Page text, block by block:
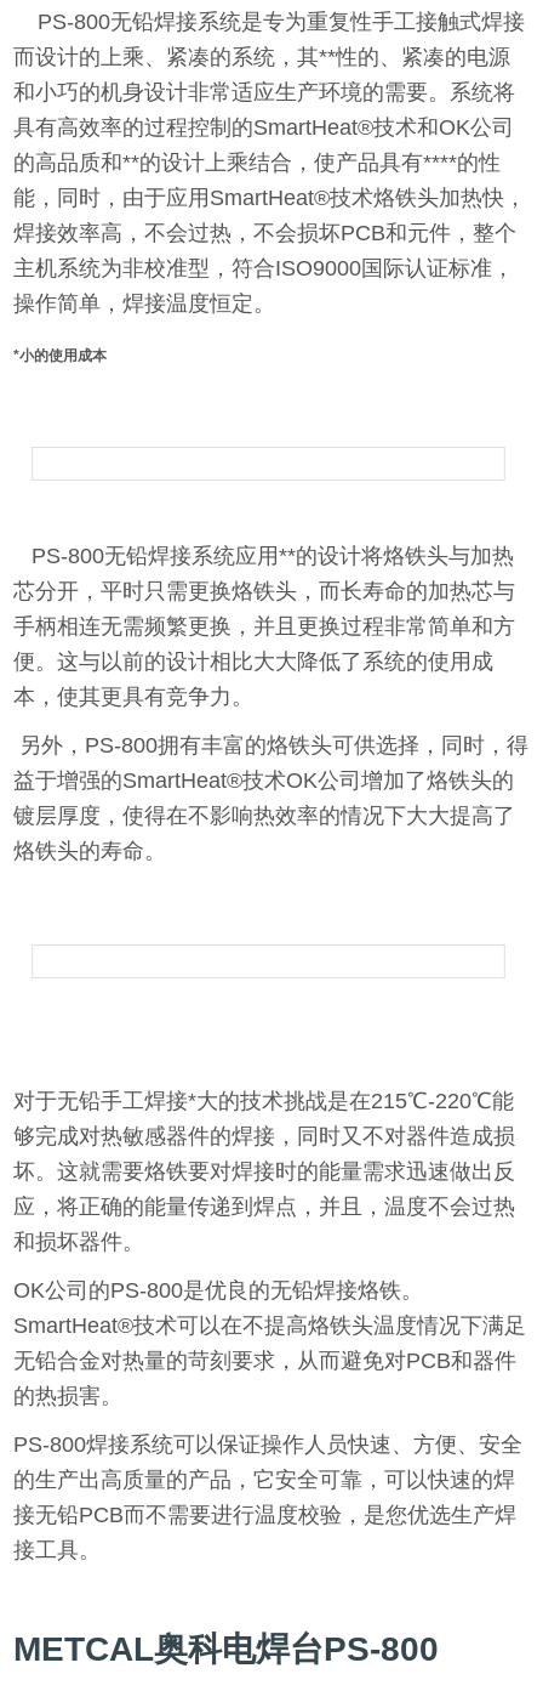
PS-800无铅焊接系统是专为重复性手工接触式焊接
而设计的上乘、紧凑的系统，其**性的、紧凑的电源
和小巧的机身设计非常适应生产环境的需要。系统将
具有高效率的过程控制的SmartHeat®技术和OK公司
的高品质和**的设计上乘结合，使产品具有****的性
能，同时，由于应用SmartHeat®技术烙铁头加热快，
焊接效率高，不会过热，不会损坏PCB和元件，整个
主机系统为非校准型，符合ISO9000国际认证标准，
操作简单，焊接温度恒定。
*小的使用成本
PS-800无铅焊接系统应用**的设计将烙铁头与加热
芯分开，平时只需更换烙铁头，而长寿命的加热芯与
手柄相连无需频繁更换，并且更换过程非常简单和方
便。这与以前的设计相比大大降低了系统的使用成
本，使其更具有竞争力。
另外，PS-800拥有丰富的烙铁头可供选择，同时，得
益于增强的SmartHeat®技术OK公司增加了烙铁头的
镀层厚度，使得在不影响热效率的情况下大大提高了
烙铁头的寿命。
对于无铅手工焊接*大的技术挑战是在215℃-220℃能
够完成对热敏感器件的焊接，同时又不对器件造成损
坏。这就需要烙铁要对焊接时的能量需求迅速做出反
应，将正确的能量传递到焊点，并且，温度不会过热
和损坏器件。
OK公司的PS-800是优良的无铅焊接烙铁。
SmartHeat®技术可以在不提高烙铁头温度情况下满足
无铅合金对热量的苛刻要求，从而避免对PCB和器件
的热损害。
PS-800焊接系统可以保证操作人员快速、方便、安全
的生产出高质量的产品，它安全可靠，可以快速的焊
接无铅PCB而不需要进行温度校验，是您优选生产焊
接工具。
METCAL奥科电焊台PS-800